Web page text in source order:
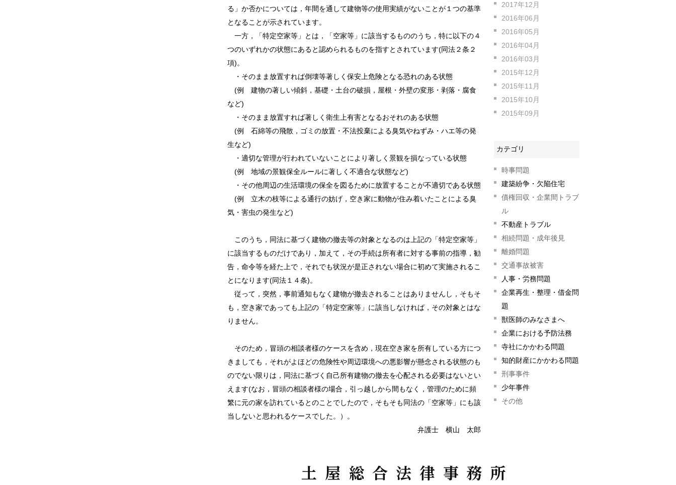
る」か否かについては，年間を通して建物等の使用実績がないことが１つの基準
となることが示されています。
一方，「特定空家等」とは，「空家等」に該当するもののうち，特に以下の４
つのいずれかの状態にあると認められるものを指すとされています(同法２条２
項)。
・そのまま放置すれば倒壊等著しく保安上危険となる恐れのある状態
(例 建物の著しい傾斜，基礎・土台の破損，屋根・外壁の変形・剥落・腐食
など)
・そのまま放置すれば著しく衛生上有害となるおそれのある状態
(例 石綿等の飛散，ゴミの放置・不法投棄による臭気やねずみ・ハエ等の発
生など)
・適切な管理が行われていないことにより著しく景観を損なっている状態
(例 地域の景観保全ルールに著しく不適合な状態など)
・その他周辺の生活環境の保全を図るために放置することが不適切である状態
(例 立木の枝等による通行の妨げ，空き家に動物が住み着いたことによる臭
気・害虫の発生など)
このうち，同法に基づく建物の撤去等の対象となるのは上記の「特定空家等」
に該当するものだけであり，加えて，その手続は所有者に対する事前の指導，勧
告，命令等を経た上で，それでも状況が是正されない場合に初めて実施されるこ
とになります(同法１４条)。
従って，突然，事前通知もなく建物が撤去されることはありませんし，そもそ
も，空き家であっても上記の「特定空家等」に該当しなければ，その対象とはな
りません。
そのため，冒頭の相談者様のケースを含め，現在空き家を所有している方につ
きましても，それがよほどの危険性や周辺環境への悪影響が懸念される状態のも
のでない限りは，同法に基づく自己所有建物の撤去を心配される必要はないとい
えます(なお，冒頭の相談者様の場合，引っ越しから間もなく，管理のために頻
繁に元の家を訪れているとのことでしたので，そもそも同法の「空家等」にも該
当しないと思われるケースでした。）。
弁護士 横山 太郎
2017年12月
2016年06月
2016年05月
2016年04月
2016年03月
2015年12月
2015年11月
2015年10月
2015年09月
カテゴリ
時事問題
建築紛争・欠陥住宅
債権回収・企業間トラブ
ル
不動産トラブル
相続問題・成年後見
離婚問題
交通事故被害
人事・労務問題
企業再生・整理・借金問
題
獣医師のみなさまへ
企業における予防法務
寺社にかかわる問題
知的財産にかかわる問題
刑事事件
少年事件
その他